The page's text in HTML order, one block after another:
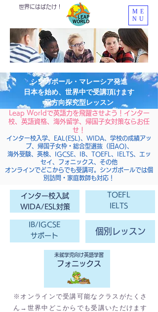
ME
NU
世界にはばたけ！
シンガポール・マレーシア発進
​日本を始め、世界中で受講頂けます
​双方向探究型レッスン
Leap Worldで英語力を飛躍させよう！インター
校、英語資格、海外留学、帰国子女対策ならお任
せ！
インター校入学、EAL(ESL)、WIDA、学校の成績アッ
プ、帰国子女枠・総合型選抜（旧AO)、
海外受験、英検、IGCSE、IB、TOEFL、IELTS、エッ
セイ、フォニックス、その他
オンラインでどこからでも受講可。シンガポールでは個
別訪問・家庭教師も対応！
インター校入試
​WIDA/ESL対策
TOEFL
IELTS
IB/IGCSE
サポート
個別レッスン
未就学児向け英語学習
フォニックス
※オンラインで受講可能なクラスがたくさ
ん→世界中どこからでも受講いただけます